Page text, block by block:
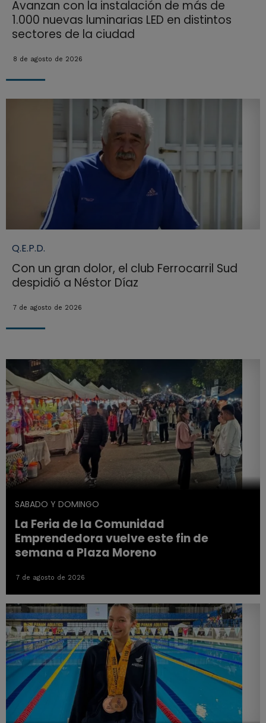
Avanzan con la instalación de más de
1.000 nuevas luminarias LED en distintos
sectores de la ciudad
8 de agosto de 2026
Q.E.P.D.
Con un gran dolor, el club Ferrocarril Sud
despidió a Néstor Díaz
7 de agosto de 2026
SABADO Y DOMINGO
La Feria de la Comunidad
Emprendedora vuelve este fin de
semana a Plaza Moreno
7 de agosto de 2026